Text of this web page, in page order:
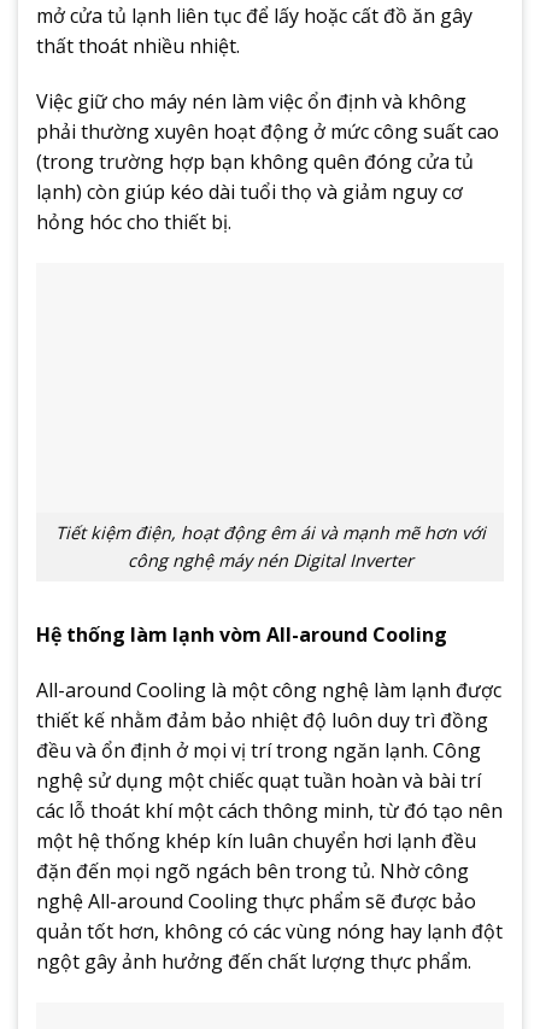
mở cửa tủ lạnh liên tục để lấy hoặc cất đồ ăn gây
thất thoát nhiều nhiệt.
Việc giữ cho máy nén làm việc ổn định và không
phải thường xuyên hoạt động ở mức công suất cao
(trong trường hợp bạn không quên đóng cửa tủ
lạnh) còn giúp kéo dài tuổi thọ và giảm nguy cơ
hỏng hóc cho thiết bị.
Tiết kiệm điện, hoạt động êm ái và mạnh mẽ hơn với
công nghệ máy nén Digital Inverter
Hệ thống làm lạnh vòm All-around Cooling
All-around Cooling là một công nghệ làm lạnh được
thiết kế nhằm đảm bảo nhiệt độ luôn duy trì đồng
đều và ổn định ở mọi vị trí trong ngăn lạnh. Công
nghệ sử dụng một chiếc quạt tuần hoàn và bài trí
các lỗ thoát khí một cách thông minh, từ đó tạo nên
một hệ thống khép kín luân chuyển hơi lạnh đều
đặn đến mọi ngõ ngách bên trong tủ. Nhờ công
nghệ All-around Cooling thực phẩm sẽ được bảo
quản tốt hơn, không có các vùng nóng hay lạnh đột
ngột gây ảnh hưởng đến chất lượng thực phẩm.